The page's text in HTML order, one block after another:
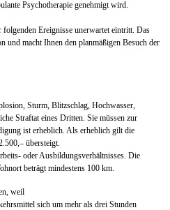
Psychotherapie genehmigt wird.
Ereignisse unerwartet eintritt. Das
und macht Ihnen den planmäßigen Besuch der
Sturm, Blitzschlag, Hochwasser,
Straftat eines Dritten. Sie müssen zur
ist erheblich. Als erheblich gilt die
übersteigt.
oder Ausbildungsverhältnisses. Die
beträgt mindestens 100 km.
weil
sich um mehr als drei Stunden